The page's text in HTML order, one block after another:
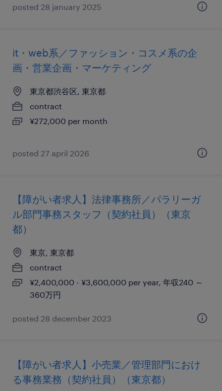
posted 28 january 2025
it・web系／ファッション・コスメ系の企
画・営業企画・マーケティング
東京都渋谷区, 東京都
contract
¥272,000 per month
posted 27 april 2026
【障がい者求人】法律事務所／パラリーガ
ル部門事務スタッフ（契約社員）（東京
都）
東京, 東京都
contract
¥2,400,000 - ¥3,600,000 per year, 年収240 ～
360万円
posted 28 december 2023
【障がい者求人】小売業／管理部門におけ
る事務業務（契約社員）（東京都）